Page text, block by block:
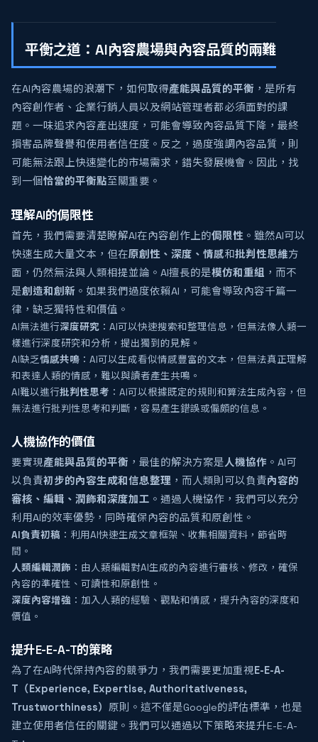
平衡之道：AI內容農場與內容品質的兩難
在AI內容農場的浪潮下，如何取得產能與品質的平衡 ，是所有
內容創作者、企業行銷人員以及網站管理者都必須面對的課
題。一味追求內容產出速度，可能會導致內容品質下降，最終
損害品牌聲譽和使用者信任度。反之，過度強調內容品質，則
可能無法跟上快速變化的市場需求，錯失發展機會。因此，找
到一個恰當的平衡點至關重要。
理解AI的侷限性
首先，我們需要清楚瞭解AI在內容創作上的侷限性 。雖然AI可以
快速生成大量文本，但在原創性、深度、情感和批判性思維方
面，仍然無法與人類相提並論。AI擅長的是模仿和重組 ，而不
是創造和創新 。如果我們過度依賴AI，可能會導致內容千篇一
律，缺乏獨特性和價值。
AI無法進行深度研究 ：AI可以快速搜索和整理信息，但無法像人類一
樣進行深度研究和分析，提出獨到的見解。
AI缺乏情感共鳴 ：AI可以生成看似情感豐富的文本，但無法真正理解
和表達人類的情感，難以與讀者產生共鳴。
AI難以進行批判性思考 ：AI可以根據既定的規則和算法生成內容，但
無法進行批判性思考和判斷，容易產生錯誤或偏頗的信息。
人機協作的價值
要實現產能與品質的平衡 ，最佳的解決方案是人機協作 。AI可
以負責初步的內容生成和信息整理 ，而人類則可以負責內容的
審核、編輯、潤飾和深度加工 。通過人機協作，我們可以充分
利用AI的效率優勢，同時確保內容的品質和原創性。
AI負責初稿 ：利用AI快速生成文章框架、收集相關資料，節省時
間。
人類編輯潤飾 ：由人類編輯對AI生成的內容進行審核、修改，確保
內容的準確性、可讀性和原創性。
深度內容增強 ：加入人類的經驗、觀點和情感，提升內容的深度和
價值。
提升E-E-A-T的策略
為了在AI時代保持內容的競爭力，我們需要更加重視E-E-A-
T（Experience, Expertise, Authoritativeness,
Trustworthiness） 原則。這不僅是Google的評估標準，也是
建立使用者信任的關鍵。我們可以通過以下策略來提升E-E-A-